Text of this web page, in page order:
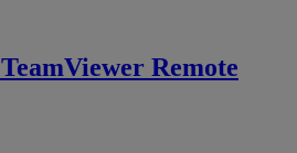
TeamViewer Remote